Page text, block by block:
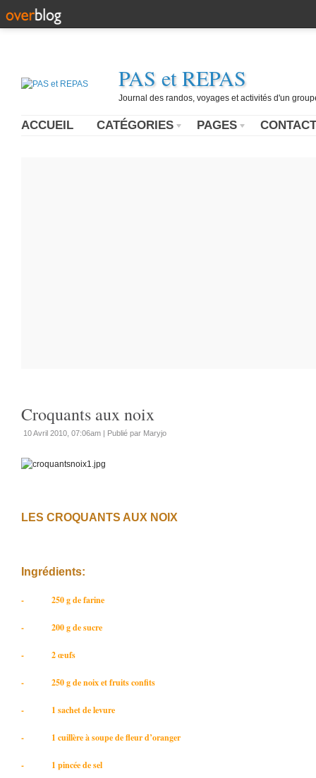
PAS et REPAS
Journal des randos, voyages et activités d'un
ACCUEIL CATÉGORIES PAGES CONTACT
Croquants aux noix
10 Avril 2010, 07:06am | Publié par Maryjo
LES CROQUANTS AUX NOIX
Ingrédients:
- 250 g de farine
- 200 g de sucre
- 2 œufs
- 250 g de noix et fruits confits
- 1 sachet de levure
- 1 cuillère à soupe de fleur d’oranger
- 1 pincée de sel